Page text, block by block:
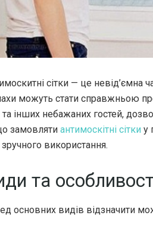
сітки — це невід’ємна
можуть стати справжньою
інших небажаних гостей,
замовляти антимоскітні сітки у
використання.
та
основних видів відзначити